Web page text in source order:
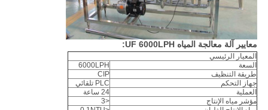
معايير آلة معالجة المياه UF 6000LPH:
المعيار الرئيسي
السعة
6000LPH
طريقة التنظيف
CIP
جهاز التحكم
PLC تلقائي
العملية
24 ساعة
مؤشر مياه الإنتاج
<3